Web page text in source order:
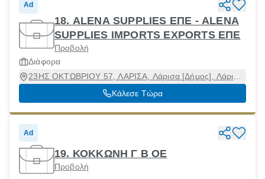
Ad
18. ALENA SUPPLIES ΕΠΕ - ALENA
SUPPLIES IMPORTS EXPORTS ΕΠΕ
Προβολή
Διάφορα
23ΗΣ ΟΚΤΩΒΡΙΟΥ 57, ΛΑΡΙΣΑ, Λάρισα [Δήμος], Λάρισα,
41221
Κάλεσε Τώρα
Ad
19. ΚΟΚΚΩΝΗ Γ Β ΟΕ
Προβολή